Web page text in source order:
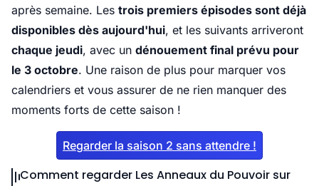
après semaine. Les trois premiers épisodes sont déjà
disponibles dès aujourd'hui, et les suivants arriveront
chaque jeudi, avec un dénouement final prévu pour
le 3 octobre. Une raison de plus pour marquer vos
calendriers et vous assurer de ne rien manquer des
moments forts de cette saison !
Regarder la saison 2 sans attendre !
Comment regarder Les Anneaux du Pouvoir sur